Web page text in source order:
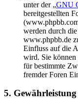
unter der „GNU
bereitgestellten
werden durch
www.phpbb.de
Einfluss auf die
wird. Sie können
für bestimmte
fremder Foren
5. Gewährleistung